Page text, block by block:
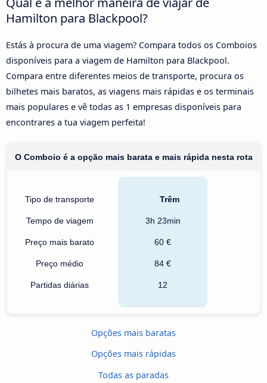
Hamilton para Blackpool?
Estás à procura de uma viagem? Compara todos os Comboios
disponíveis para a viagem de Hamilton para Blackpool.
Compara entre diferentes meios de transporte, procura os
bilhetes mais baratos, as viagens mais rápidas e os terminais
mais populares e vê todas as 1 empresas disponíveis para
encontrares a tua viagem perfeita!
O Comboio é a opção mais barata e mais rápida nesta rota
Tipo de transporte
Tempo de viagem
Preço mais barato
Preço médio
Partidas diárias
Trêm
3h 23min
60 €
84 €
12
Opções mais baratas
Opções mais rápidas
Todas as paradas